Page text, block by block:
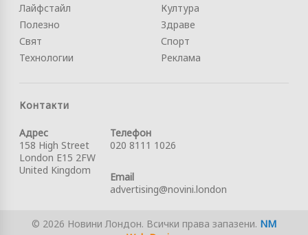
Лайфстайл
Полезно
Свят
Технологии
Култура
Здраве
Спорт
Реклама
Контакти
Адрес
158 High Street
London E15 2FW
United Kingdom
Телефон
020 8111 1026
Email
advertising@novini.london
© 2026 Новини Лондон. Всички права запазени. NM